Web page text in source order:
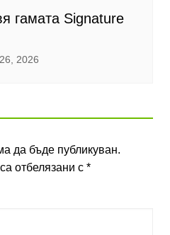
гамата Signature
2026
да бъде публикуван.
отбелязани с *